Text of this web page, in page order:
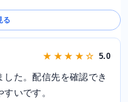
る
★ ★ ★ ★ ☆ 5.0
た。配信先を確認でき
いです。